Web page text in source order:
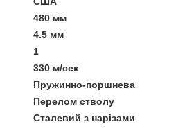
480 мм
4.5 мм
1
330 м/сек
Пружинно-поршнева
Перелом стволу
Сталевий з нарізами